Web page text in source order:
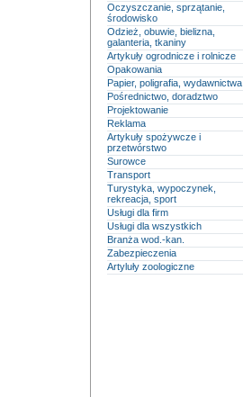
Oczyszczanie, sprzątanie,
środowisko
Odzież, obuwie, bielizna,
galanteria, tkaniny
Artykuły ogrodnicze i rolnicze
Opakowania
Papier, poligrafia, wydawnictwa
Pośrednictwo, doradztwo
Projektowanie
Reklama
Artykuły spożywcze i
przetwórstwo
Surowce
Transport
Turystyka, wypoczynek,
rekreacja, sport
Usługi dla firm
Usługi dla wszystkich
Branża wod.-kan.
Zabezpieczenia
Artyluły zoologiczne